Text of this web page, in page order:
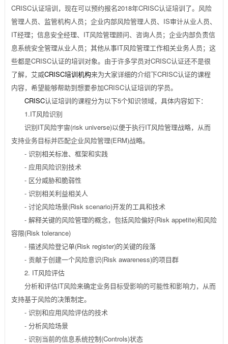
CRISC认证培训，现在可以预约报名2018年CRISC认证培训了。风险
管理人员、监管机构人员；企业内部风险管理人员、IS审计从业人员、
IT经理；信息安全经理、IT风险管理顾问、咨询人员；企业内部负责信
息系统安全管理从业人员；其他从事IT风险管理工作相关业务人员；这
些都是CRISC认证的培训对象。由于许多学员对CRISC认证还不是很
了解，艾威CRISC培训机构来为大家详细的介绍下CRISC认证的课程
内容，希望能够帮助到想要参加CRISC认证培训的学员。
CRISC认证培训的课程分为以下5个知识领域，具体内容如下：
1.IT风险识别
识别IT风险宇宙(risk universe)以便于执行IT风险管理战略，从而
支持业务目标并匹配企业风险管理(ERM)战略。
- 识别相关标准、框架和实践
- 应用风险识别技术
- 区分威胁和脆弱性
- 识别相关利益相关人
- 讨论风险场景(Risk scenario)开发的工具和技术
- 解释关键的风险管理的概念，包括风险偏好(Risk appetite)和风险
容限(Risk tolerance)
- 描述风险登记单(Risk register)的关键的段落
- 贡献于创建一个风险意识(Risk awareness)的项目群
2. IT风险评估
分析和评估IT风险来确定业务目标受影响的可能性和影响力，从而
支持基于风险的决策制定。
- 识别和应用风险评估的技术
- 分析风险场景
- 识别当前的信息系统控制(Controls)状态